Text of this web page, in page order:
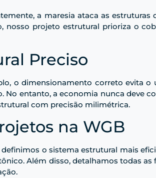
a maresia ataca as estruturas
nosso projeto estrutural prioriza o
Preciso
o dimensionamento correto evita o
No entanto, a economia nunca deve
com precisão milimétrica.
na WGB
o sistema estrutural mais
Além disso, detalhamos todas as